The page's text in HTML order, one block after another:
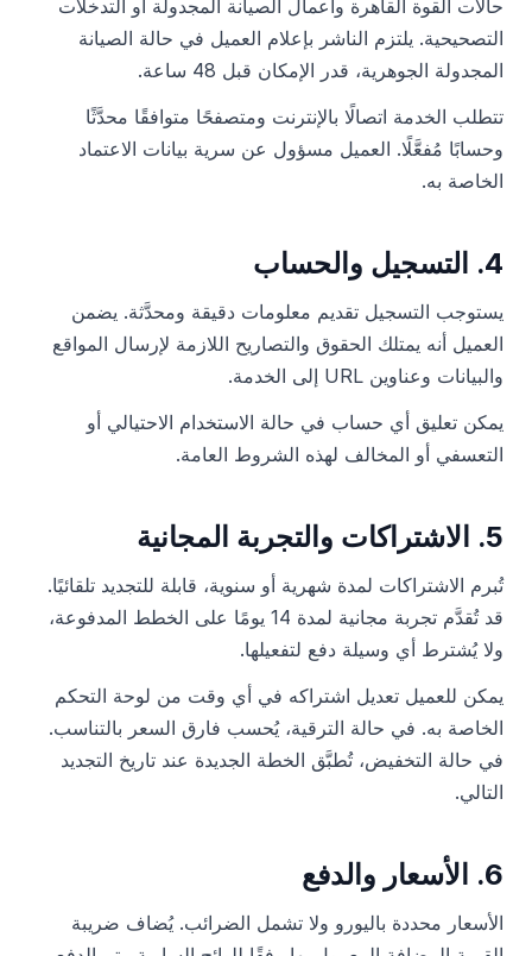
حالات القوة القاهرة وأعمال الصيانة المجدولة أو التدخلات
التصحيحية. يلتزم الناشر بإعلام العميل في حالة الصيانة
المجدولة الجوهرية، قدر الإمكان قبل 48 ساعة.
تتطلب الخدمة اتصالًا بالإنترنت ومتصفحًا متوافقًا محدَّثًا
وحسابًا مُفعَّلًا. العميل مسؤول عن سرية بيانات الاعتماد
الخاصة به.
4. التسجيل والحساب
يستوجب التسجيل تقديم معلومات دقيقة ومحدَّثة. يضمن
العميل أنه يمتلك الحقوق والتصاريح اللازمة لإرسال المواقع
والبيانات وعناوين URL إلى الخدمة.
يمكن تعليق أي حساب في حالة الاستخدام الاحتيالي أو
التعسفي أو المخالف لهذه الشروط العامة.
5. الاشتراكات والتجربة المجانية
تُبرم الاشتراكات لمدة شهرية أو سنوية، قابلة للتجديد تلقائيًا.
قد تُقدَّم تجربة مجانية لمدة 14 يومًا على الخطط المدفوعة،
ولا يُشترط أي وسيلة دفع لتفعيلها.
يمكن للعميل تعديل اشتراكه في أي وقت من لوحة التحكم
الخاصة به. في حالة الترقية، يُحسب فارق السعر بالتناسب.
في حالة التخفيض، تُطبَّق الخطة الجديدة عند تاريخ التجديد
التالي.
6. الأسعار والدفع
الأسعار محددة باليورو ولا تشمل الضرائب. يُضاف ضريبة